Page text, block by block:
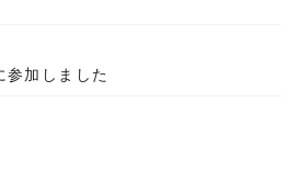
参加しました